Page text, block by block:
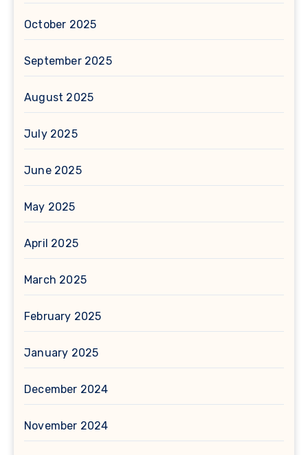
October 2025
September 2025
August 2025
July 2025
June 2025
May 2025
April 2025
March 2025
February 2025
January 2025
December 2024
November 2024